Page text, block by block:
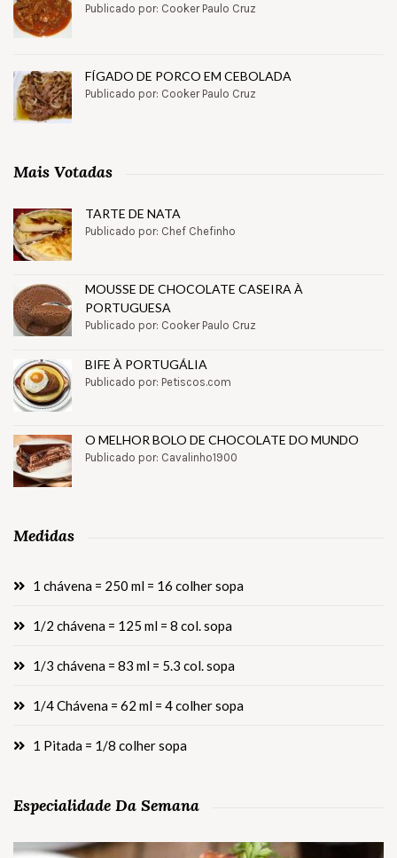
Publicado por: Cooker Paulo Cruz
FÍGADO DE PORCO EM CEBOLADA
Publicado por: Cooker Paulo Cruz
Mais Votadas
TARTE DE NATA
Publicado por: Chef Chefinho
MOUSSE DE CHOCOLATE CASEIRA À
PORTUGUESA
Publicado por: Cooker Paulo Cruz
BIFE À PORTUGÁLIA
Publicado por: Petiscos.com
O MELHOR BOLO DE CHOCOLATE DO MUNDO
Publicado por: Cavalinho1900
Medidas
1 chávena = 250 ml = 16 colher sopa
1/2 chávena = 125 ml = 8 col. sopa
1/3 chávena = 83 ml = 5.3 col. sopa
1/4 Chávena = 62 ml = 4 colher sopa
1 Pitada = 1/8 colher sopa
Especialidade Da Semana